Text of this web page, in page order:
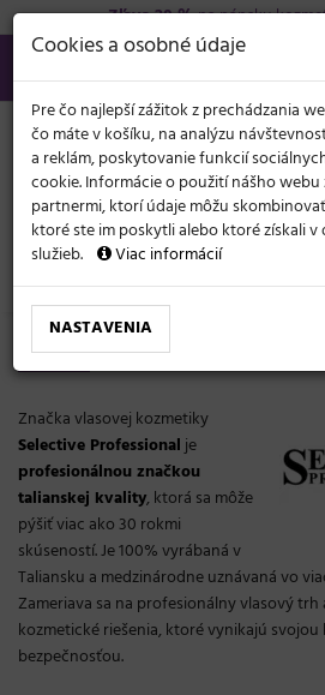
Zľava 20 %na pánsku
02/21 201 099
Po−pia: 8−17
Všetko o nákupe
KATEGÓRIE
MENU
Značky Selective Professional
Selective Professional
Značka vlasovej kozmetiky
Selective Professionalje
profesionálnou značkou
talianskej kvality, ktorá sa môže
pýšiť viac ako 30 rokmi
skúseností. Je 100% vyrábaná v
Taliansku a medzinárodne uznávaná vo
Zameriava sa na profesionálny vlasový
kozmetické riešenia, ktoré vynikajú
bezpečnosťou.
Cookies a osobné údaje
Pre čo najlepší zážitok z prechádzania
čo máte v košíku, na analýzu
a reklám, poskytovanie funkcií
cookie. Informácie o použití nášho webu
partnermi, ktorí údaje môžu
ktoré ste im poskytli alebo ktoré získali
služieb.
Viac informácií
NASTAVENIA